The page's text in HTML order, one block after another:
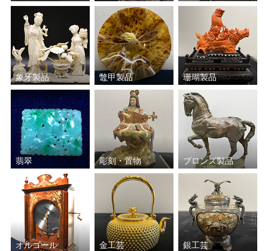
象牙製品 鼈甲製品 珊瑚製品
翡翠 彫刻・置物 ブロンズ製品
オルゴール 金工芸 銀工芸